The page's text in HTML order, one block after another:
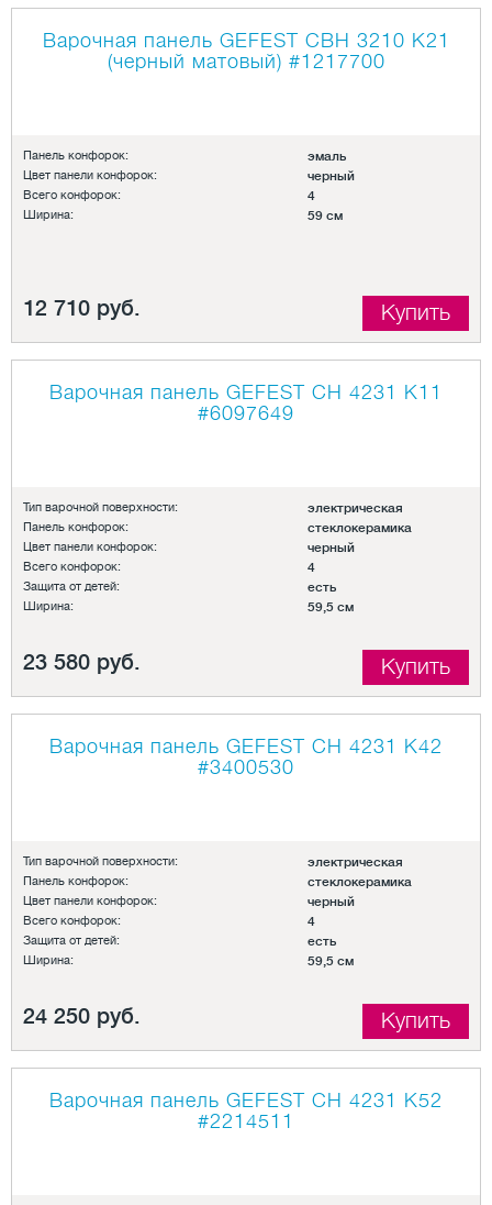
Варочная панель GEFEST СВН 3210 К21
(черный матовый) #1217700
Панель конфорок: эмаль
Цвет панели конфорок: черный
Всего конфорок: 4
Ширина: 59 см
12 710 руб. Купить
Варочная панель GEFEST СН 4231 К11
#6097649
Тип варочной поверхности: электрическая
Панель конфорок: стеклокерамика
Цвет панели конфорок: черный
Всего конфорок: 4
Защита от детей: есть
Ширина: 59,5 см
23 580 руб. Купить
Варочная панель GEFEST СН 4231 К42
#3400530
Тип варочной поверхности: электрическая
Панель конфорок: стеклокерамика
Цвет панели конфорок: черный
Всего конфорок: 4
Защита от детей: есть
Ширина: 59,5 см
24 250 руб. Купить
Варочная панель GEFEST СН 4231 К52
#2214511